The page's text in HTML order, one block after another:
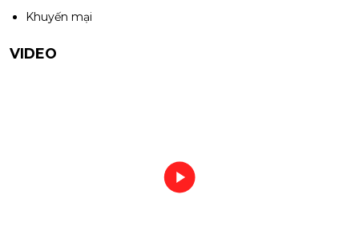
Khuyến mại
VIDEO